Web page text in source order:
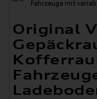
Original